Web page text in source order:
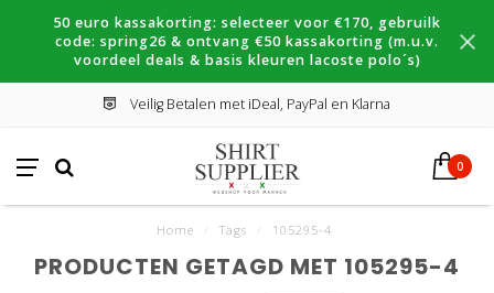
50 euro kassakorting: selecteer voor €170, gebruilk
code: spring26 & ontvang €50 kassakorting (m.u.v.
voordeel deals & basis kleuren lacoste polo´s)
Veilig Betalen met iDeal, PayPal en Klarna
0
Home Tags 105295-4
PRODUCTEN GETAGD MET 105295-4